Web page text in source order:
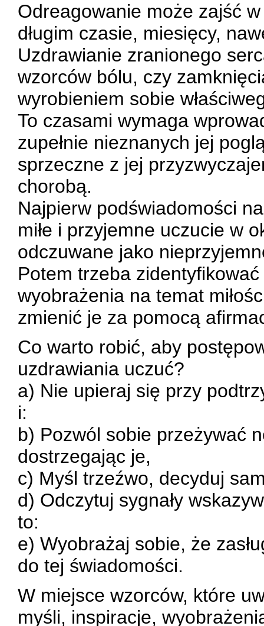
Odreagowanie może zajść
długim czasie, miesięcy,
Uzdrawianie zranionego
wzorców bólu, czy
wyrobieniem sobie
To czasami wymaga
zupełnie nieznanych jej
sprzeczne z jej
chorobą.
Najpierw podświadomości
miłe i przyjemne uczucie w
odczuwane jako
Potem trzeba
wyobrażenia na temat
zmienić je za pomocą
Co warto robić, aby
uzdrawiania uczuć?
a) Nie upieraj się przy
i:
b) Pozwól sobie przeżywać
dostrzegając je,
c) Myśl trzeźwo, decyduj
d) Odczytuj sygnały
to:
e) Wyobrażaj sobie, że
do tej świadomości.
W miejsce wzorców, które
myśli, inspiracje,